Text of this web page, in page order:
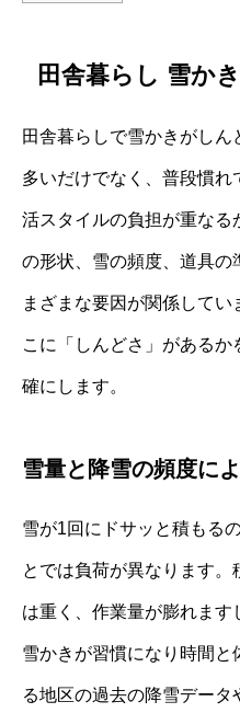
田舎暮らし 雪か
田舎暮らしで雪かきがし
多いだけでなく、普段慣
活スタイルの負担が重なる
の形状、雪の頻度、道具の
まざまな要因が関係して
こに「しんどさ」がある
確にします。
雪量と降雪の頻度に
雪が1回にドサッと積もる
とでは負荷が異なります
は重く、作業量が膨れま
雪かきが習慣になり時間
る地区の過去の降雪デー